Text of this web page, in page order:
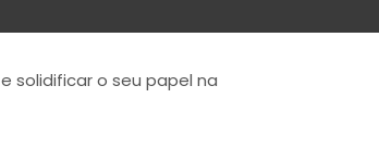
solidificar o seu papel na